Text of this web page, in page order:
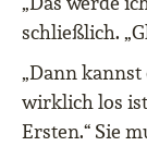
schließlich.
„Dann
wirklich los
Ersten.“ Sie